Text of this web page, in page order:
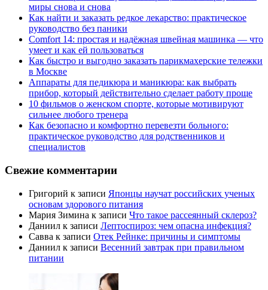
миры снова и снова
Как найти и заказать редкое лекарство: практическое
руководство без паники
Comfort 14: простая и надёжная швейная машинка — что
умеет и как ей пользоваться
Как быстро и выгодно заказать парикмахерские тележки
в Москве
Аппараты для педикюра и маникюра: как выбрать
прибор, который действительно сделает работу проще
10 фильмов о женском спорте, которые мотивируют
сильнее любого тренера
Как безопасно и комфортно перевезти больного:
практическое руководство для родственников и
специалистов
Свежие комментарии
Григорий к записи Японцы научат российских ученых
основам здорового питания
Мария Зимина к записи Что такое рассеянный склероз?
Даниил к записи Лептоспироз: чем опасна инфекция?
Савва к записи Отек Рейнке: причины и симптомы
Даниил к записи Весенний завтрак при правильном
питании